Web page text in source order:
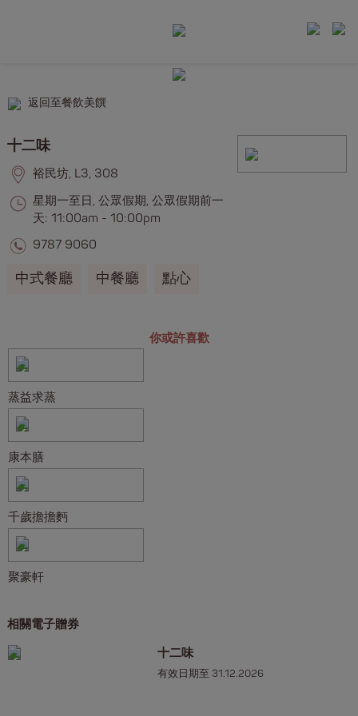
返回至餐飲美饌
十二味
裕民坊, L3, 308
星期一至日, 公眾假期, 公眾假期前一
天: 11:00am - 10:00pm
9787 9060
中式餐廳 中餐廳 點心
你或許喜歡
蒸益求蒸
康本膳
千歲擔擔麪
聚豪軒
相關電子贈券
十二味
有效日期至 31.12.2026